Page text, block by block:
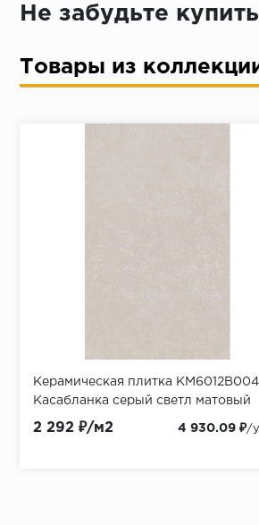
Достаточно только паспорта
Не забудьте купить
Товары из
Керамическая плитка
Касабланка серый светл матовый
обрезной 60x119,5 (2,151м2/
2 292 ₽/м2 4 930.09 ₽/